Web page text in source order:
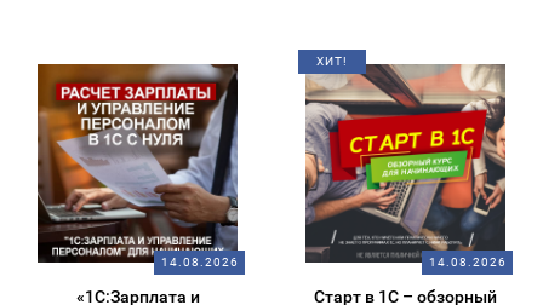
14.08.2026
«1С:Зарплата и
ХИТ!
14.08.2026
Старт в 1С – обзорный